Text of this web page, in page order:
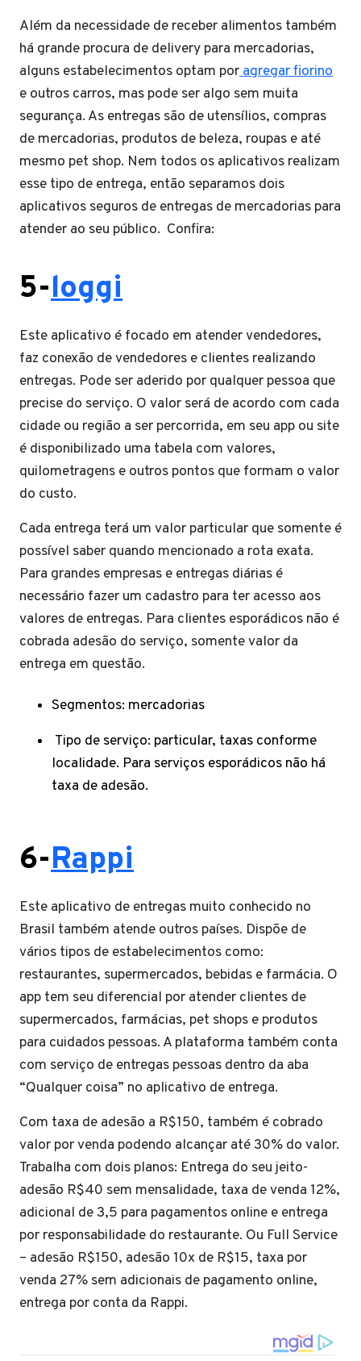
Além da necessidade de receber alimentos também
há grande procura de delivery para mercadorias,
alguns estabelecimentos optam poragregar fiorino
e outros carros, mas pode ser algo sem muita
segurança. As entregas são de utensílios, compras
de mercadorias, produtos de beleza, roupas e até
mesmo pet shop. Nem todos os aplicativos realizam
esse tipo de entrega, então separamos dois
aplicativos seguros de entregas de mercadorias para
atender ao seu público. Confira:
5-loggi
Este aplicativo é focado em atender vendedores,
faz conexão de vendedores e clientes realizando
entregas. Pode ser aderido por qualquer pessoa que
precise do serviço. O valor será de acordo com cada
cidade ou região a ser percorrida, em seu app ou site
é disponibilizado uma tabela com valores,
quilometragens e outros pontos que formam o valor
do custo.
Cada entrega terá um valor particular que somente é
possível saber quando mencionado a rota exata.
Para grandes empresas e entregas diárias é
necessário fazer um cadastro para ter acesso aos
valores de entregas. Para clientes esporádicos não é
cobrada adesão do serviço, somente valor da
entrega em questão.
Segmentos: mercadorias
Tipo de serviço: particular, taxas conforme
localidade. Para serviços esporádicos não há
taxa de adesão.
6-Rappi
Este aplicativo de entregas muito conhecido no
Brasil também atende outros países. Dispõe de
vários tipos de estabelecimentos como:
restaurantes, supermercados, bebidas e farmácia. O
app tem seu diferencial por atender clientes de
supermercados, farmácias, pet shops e produtos
para cuidados pessoas. A plataforma também conta
com serviço de entregas pessoas dentro da aba
“Qualquer coisa” no aplicativo de entrega.
Com taxa de adesão a R$150, também é cobrado
valor por venda podendo alcançar até 30% do valor.
Trabalha com dois planos: Entrega do seu jeito-
adesão R$40 sem mensalidade, taxa de venda 12%,
adicional de 3,5 para pagamentos online e entrega
por responsabilidade do restaurante. Ou Full Service
– adesão R$150, adesão 10x de R$15, taxa por
venda 27% sem adicionais de pagamento online,
entrega por conta da Rappi.